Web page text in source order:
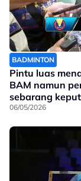
BADMINTON
Pintu luas
BAM namun
sebarang
06/05/2026